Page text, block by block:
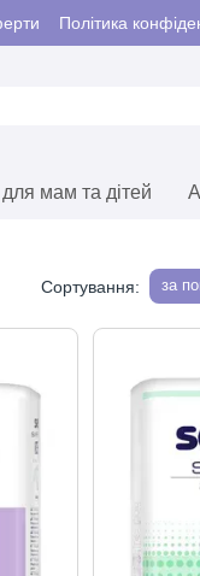
Політика
мам та дітей
Сортування: за